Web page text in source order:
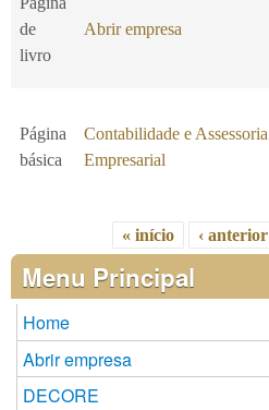
de
livro
Abrir empresa
Página
básica
Contabilidade e Assessoria
Empresarial
Páginas
« início ‹ anterior
Menu Principal
Home
Abrir empresa
DECORE